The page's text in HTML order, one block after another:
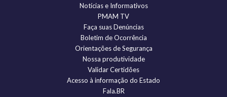
Notícias e Informativos
PMAM TV
Faça suas Denúncias
Boletim de Ocorrência
Orientações de Segurança
Nossa produtividade
Validar Certidões
Acesso à informação do Estado
Fala.BR